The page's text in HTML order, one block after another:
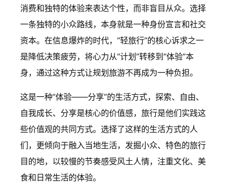
消费和独特的体验来表达个性，而非盲目从众。选择
一条独特的小众路线，本身就是一种身份宣言和社交
资本。在信息爆炸的时代，“轻旅行”的核心诉求之一
是降低决策疲劳，将心力从“计划”转移到“体验”本
身，通过这种方式让规划旅游不再成为一种负担。
这是一种“体验——分享”的生活方式，探索、自由、
自我成长、分享是核心的价值感，旅行是他们实践这
些价值观的共同方式。选择了这样的生活方式的人
们，更倾向于融入当地生活，发掘小众、特色的旅行
目的地，以较慢的节奏感受风土人情，注重文化、美
食和日常生活的体验。